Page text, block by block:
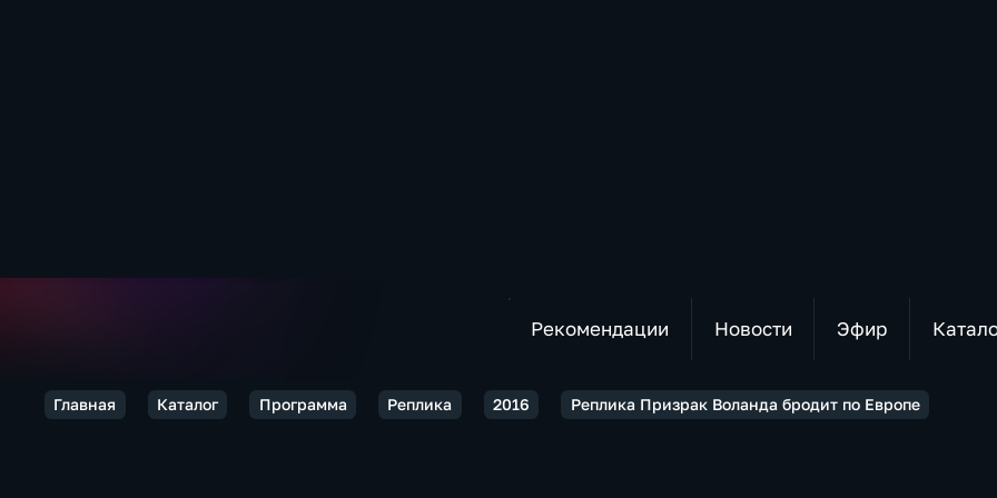
Рекомендации Новости Эфир
Главная Каталог Программа Реплика 2016 Реплика Призрак Воланда бродит по Европе